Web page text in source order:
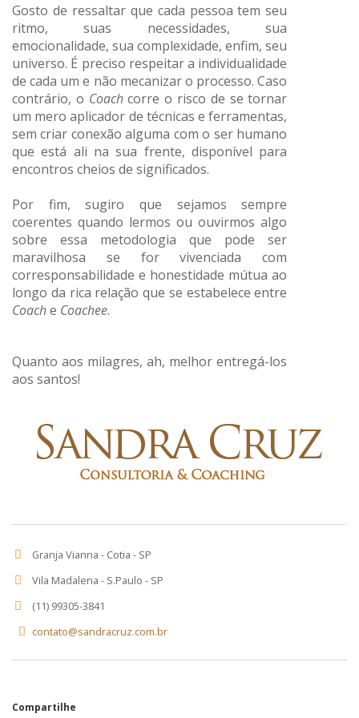
Gosto de ressaltar que cada pessoa tem seu
ritmo, suas necessidades, sua
emocionalidade, sua complexidade, enfim, seu
universo. É preciso respeitar a individualidade
de cada um e não mecanizar o processo. Caso
contrário, o Coachcorre o risco de se tornar
um mero aplicador de técnicas e ferramentas,
sem criar conexão alguma com o ser humano
que está ali na sua frente, disponível para
encontros cheios de significados.
Por fim, sugiro que sejamos sempre
coerentes quando lermos ou ouvirmos algo
sobre essa metodologia que pode ser
maravilhosa se for vivenciada com
corresponsabilidade e honestidade mútua ao
longo da rica relação que se estabelece entre
Coache Coachee.
Quanto aos milagres, ah, melhor entregá-los
aos santos!
Granja Vianna - Cotia - SP
Vila Madalena - S.Paulo - SP
(11) 99305-3841
contato@sandracruz.com.br
Compartilhe